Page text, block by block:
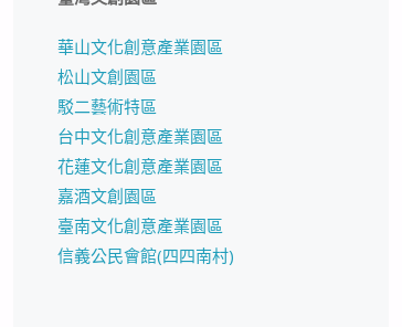
華山文化創意產業園區
松山文創園區
駁二藝術特區
台中文化創意產業園區
花蓮文化創意產業園區
嘉酒文創園區
臺南文化創意產業園區
信義公民會館(四四南村)